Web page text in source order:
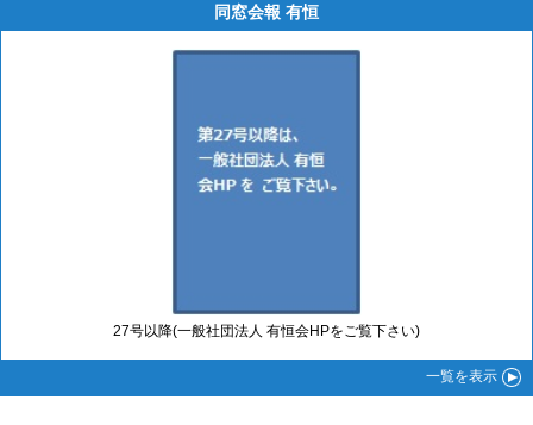
同窓会報 有恒
27号以降(一般社団法人 有恒会HPをご覧下さい)
一覧を表示